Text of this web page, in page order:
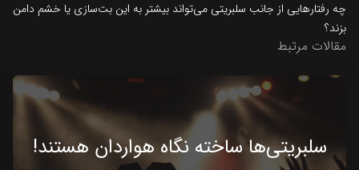
چه رفتارهایی از جانب سلبریتی می‌تواند بیشتر به این بت‌سازی یا خشم دامن
بزند؟
مقالات مرتبط
سلبریتی‌ها ساخته‌ نگاه هواردان هستند!